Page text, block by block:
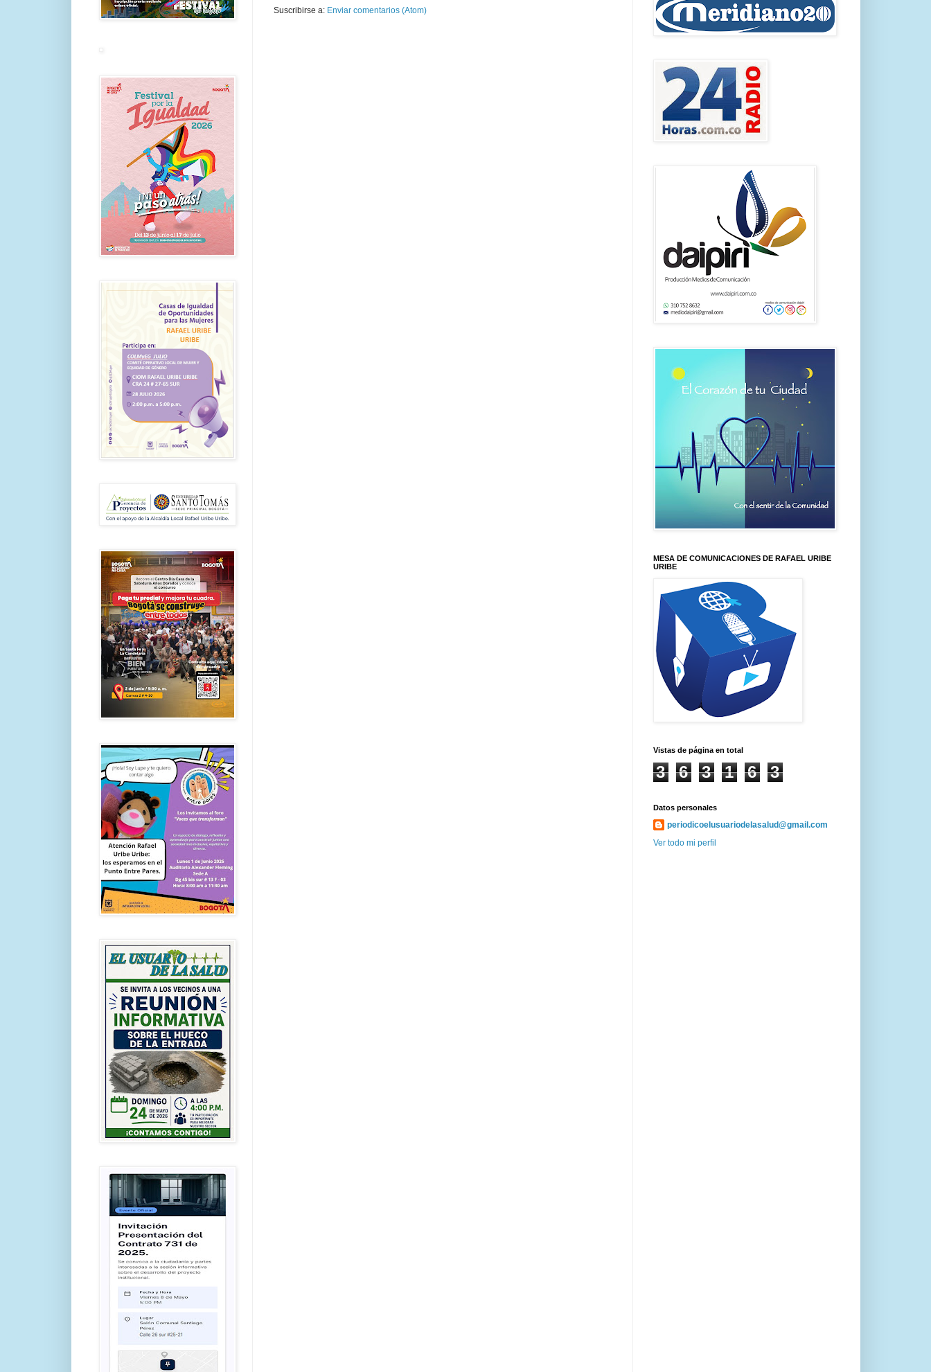
Suscribirse a: Enviar comentarios (Atom)
MESA DE COMUNICACIONES DE RAFAEL URIBE
URIBE
Vistas de página en total
3 6 3 1 6 3
Datos personales
periodicoelusuariodelasalud@gmail.com
Ver todo mi perfil